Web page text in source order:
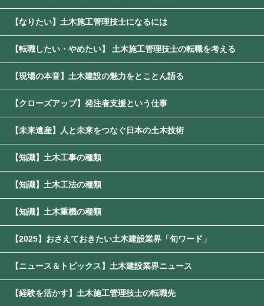
【なりたい】土木施工管理技士になるには
【転職したい・やめたい】 土木施工管理技士の転職を考える
【現場の本音】土木建設の魅力をとことん語る
【クローズアップ】発注者支援という仕事
【未来遺産】人と未来をつなぐ日本の土木技術
【知識】土木工事の種類
【知識】土木工法の種類
【知識】土木重機の種類
【2025】おさえておきたい土木建設業界「旬ワード」
【ニュース＆トピックス】土木建設業界ニュース
【経験を活かす】土木施工管理技士の転職先